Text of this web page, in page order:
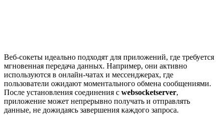
Веб-сокеты идеально подходят для приложений, где требуется
мгновенная передача данных. Например, они активно
используются в онлайн-чатах и мессенджерах, где
пользователи ожидают моментального обмена сообщениями.
После установления соединения с websocketserver,
приложение может непрерывно получать и отправлять
данные, не дожидаясь завершения каждого запроса.